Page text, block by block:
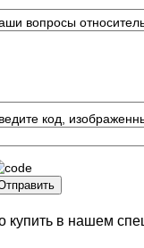
вопросы
код,
в нашем